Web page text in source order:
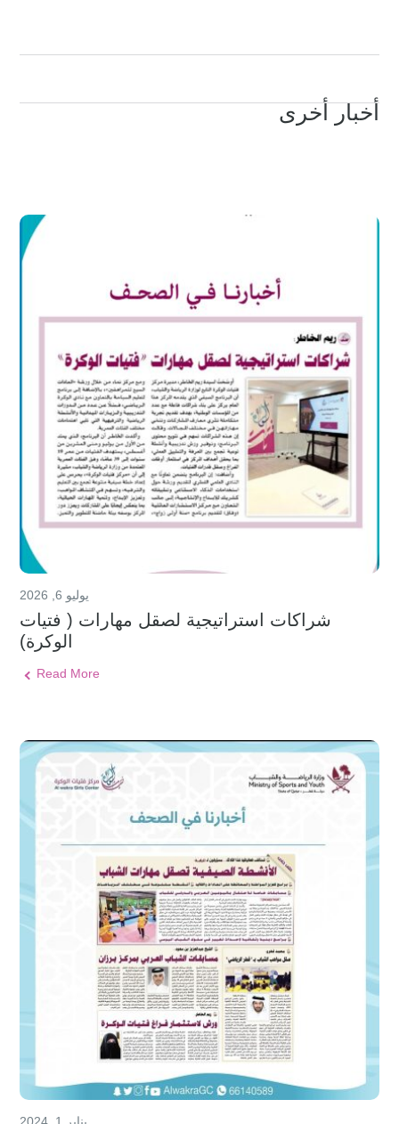
أخبار أخرى
يوليو 6, 2026
شراكات استراتيجية لصقل مهارات ( فتيات
الوكرة)
Read More
يناير 1, 2024